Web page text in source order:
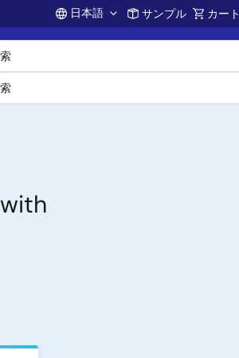
Account
日本語 サンプル カート